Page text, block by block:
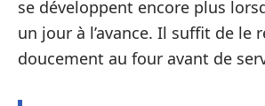
se développent encore plus
un jour à l’avance. Il suffit de le
doucement au four avant de